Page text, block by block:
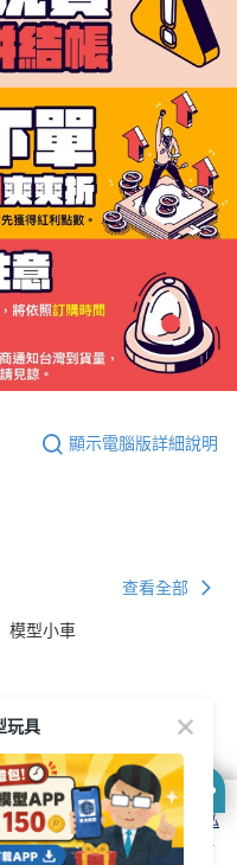
顯示電腦版詳細說明
查看全部
模型小車
方式之詳情，及若您不希
設定，請參閱本網站「
隱私
表示您同意本公司得按本網站使
玩具